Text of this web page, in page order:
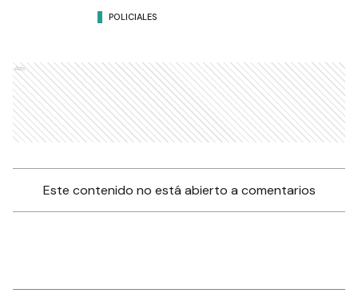
POLICIALES
Ads
Este contenido no está abierto a comentarios